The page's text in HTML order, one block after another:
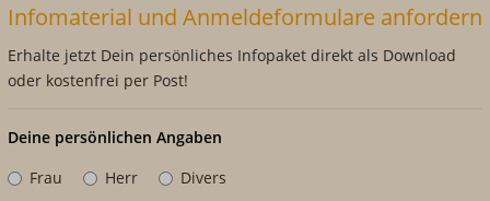
Infomaterial und Anmeldeformulare anfordern
Erhalte jetzt Dein persönliches Infopaket direkt als Download
oder kostenfrei per Post!
Deine persönlichen Angaben
Frau
Herr Divers